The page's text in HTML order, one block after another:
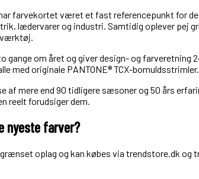
farvekortet været et fast referencepunkt for
lædervarer og industri. Samtidig oplever pej
gange om året og giver design- og
med originale PANTONE® TCX-
af mere end 90 tidligere sæsoner og 50 års
reelt forudsiger dem.
nyeste farver?
oplag og kan købes via trendstore.dk og